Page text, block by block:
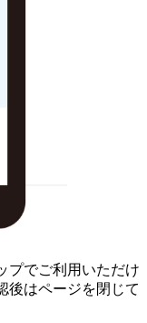
プでご利用いただけ
後はページを閉じて